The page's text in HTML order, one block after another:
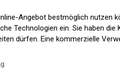
Angebot bestmöglich nutzen
Technologien ein. Sie haben
dürfen. Eine kommerzielle